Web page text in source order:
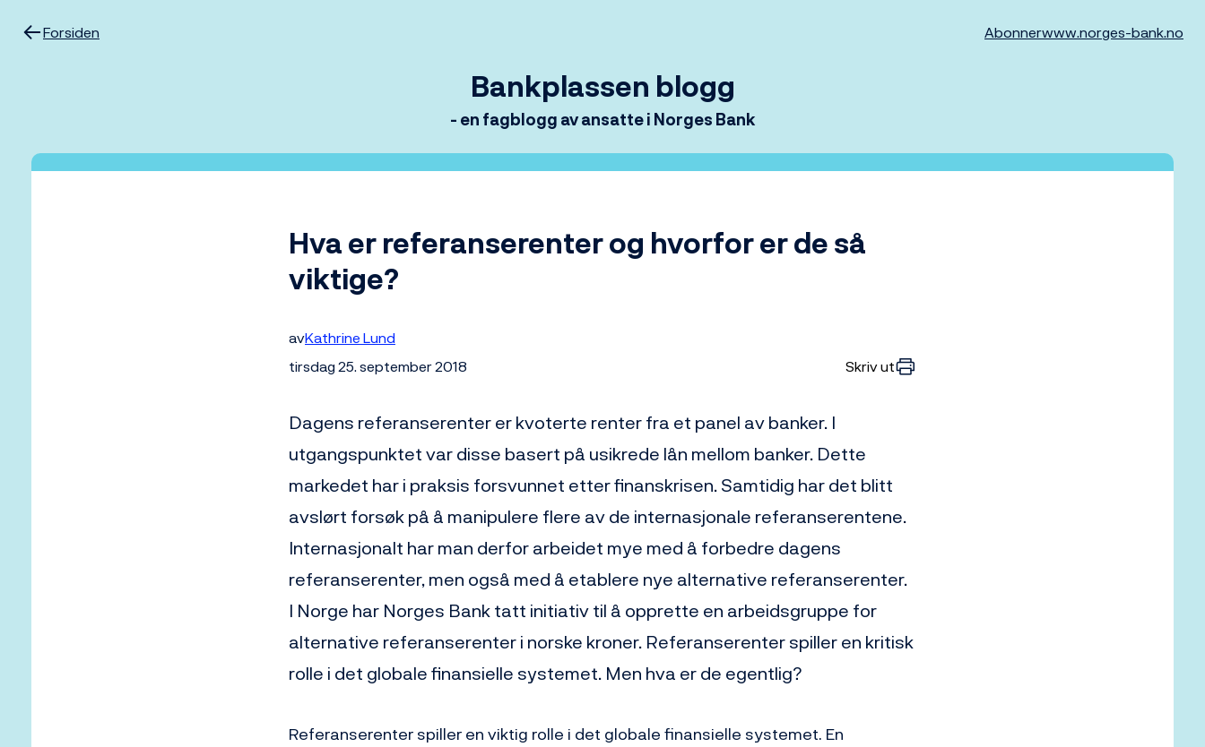
Forsiden Abonnerwww.norges-bank.no
Bankplassen blogg
- en fagblogg av ansatte i Norges Bank
Hva er referanserenter og hvorfor er de så
viktige?
avKathrine Lund
tirsdag 25. september 2018
Skriv ut
Dagens referanserenter er kvoterte renter fra et panel av banker. I
utgangspunktet var disse basert på usikrede lån mellom banker. Dette
markedet har i praksis forsvunnet etter finanskrisen. Samtidig har det blitt
avslørt forsøk på å manipulere flere av de internasjonale referanserentene.
Internasjonalt har man derfor arbeidet mye med å forbedre dagens
referanserenter, men også med å etablere nye alternative referanserenter.
I Norge har Norges Bank tatt initiativ til å opprette en arbeidsgruppe for
alternative referanserenter i norske kroner. Referanserenter spiller en kritisk
rolle i det globale finansielle systemet. Men hva er de egentlig?
Referanserenter spiller en viktig rolle i det globale finansielle systemet. En